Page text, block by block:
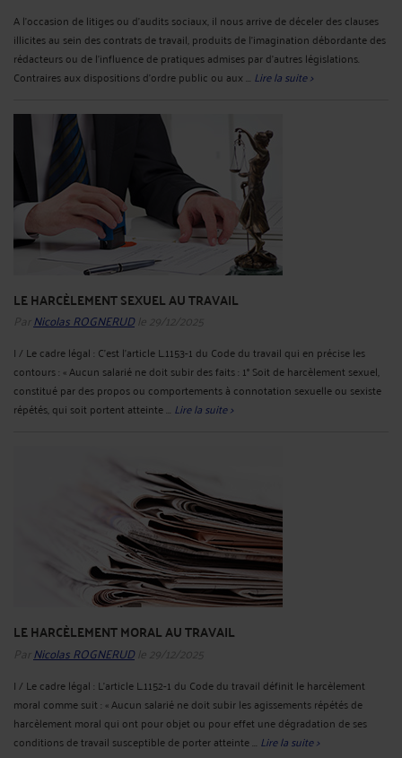
A l’occasion de litiges ou d’audits sociaux, il nous arrive de déceler des clauses
illicites au sein des contrats de travail, produits de l’imagination débordante des
rédacteurs ou de l’influence de pratiques admises par d’autres législations.
Contraires aux dispositions d’ordre public ou aux ... Lire la suite >
LE HARCÈLEMENT SEXUEL AU TRAVAIL
Par Nicolas ROGNERUDle 29/12/2025
I / Le cadre légal : C’est l’article L.1153-1 du Code du travail qui en précise les
contours : « Aucun salarié ne doit subir des faits : 1° Soit de harcèlement sexuel,
constitué par des propos ou comportements à connotation sexuelle ou sexiste
répétés, qui soit portent atteinte ... Lire la suite >
LE HARCÈLEMENT MORAL AU TRAVAIL
Par Nicolas ROGNERUDle 29/12/2025
I / Le cadre légal : L’article L.1152-1 du Code du travail définit le harcèlement
moral comme suit : « Aucun salarié ne doit subir les agissements répétés de
harcèlement moral qui ont pour objet ou pour effet une dégradation de ses
conditions de travail susceptible de porter atteinte ... Lire la suite >